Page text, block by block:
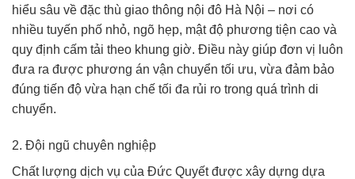
hiểu sâu về đặc thù giao thông nội đô Hà Nội – nơi có
nhiều tuyến phố nhỏ, ngõ hẹp, mật độ phương tiện cao và
quy định cấm tải theo khung giờ. Điều này giúp đơn vị luôn
đưa ra được phương án vận chuyển tối ưu, vừa đảm bảo
đúng tiến độ vừa hạn chế tối đa rủi ro trong quá trình di
chuyển.
2. Đội ngũ chuyên nghiệp
Chất lượng dịch vụ của Đức Quyết được xây dựng dựa